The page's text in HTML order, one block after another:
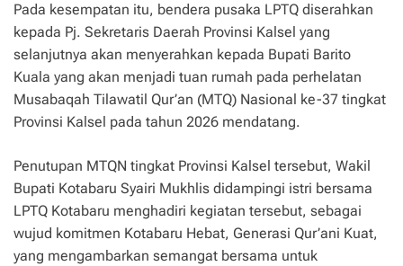
Pada kesempatan itu, bendera pusaka LPTQ diserahkan
kepada Pj. Sekretaris Daerah Provinsi Kalsel yang
selanjutnya akan menyerahkan kepada Bupati Barito
Kuala yang akan menjadi tuan rumah pada perhelatan
Musabaqah Tilawatil Qur’an (MTQ) Nasional ke-37 tingkat
Provinsi Kalsel pada tahun 2026 mendatang.
Penutupan MTQN tingkat Provinsi Kalsel tersebut, Wakil
Bupati Kotabaru Syairi Mukhlis didampingi istri bersama
LPTQ Kotabaru menghadiri kegiatan tersebut, sebagai
wujud komitmen Kotabaru Hebat, Generasi Qur’ani Kuat,
yang mengambarkan semangat bersama untuk